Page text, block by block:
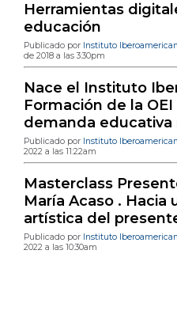
Herramientas
educación
Publicado por Instituto
de 2018 a las 3:30pm
Nace el Instituto
Formación de la
demanda educativa
Publicado por Instituto
2022 a las 11:22am
Masterclass
María Acaso . Hacia
artística del
Publicado por Instituto
2022 a las 10:30am